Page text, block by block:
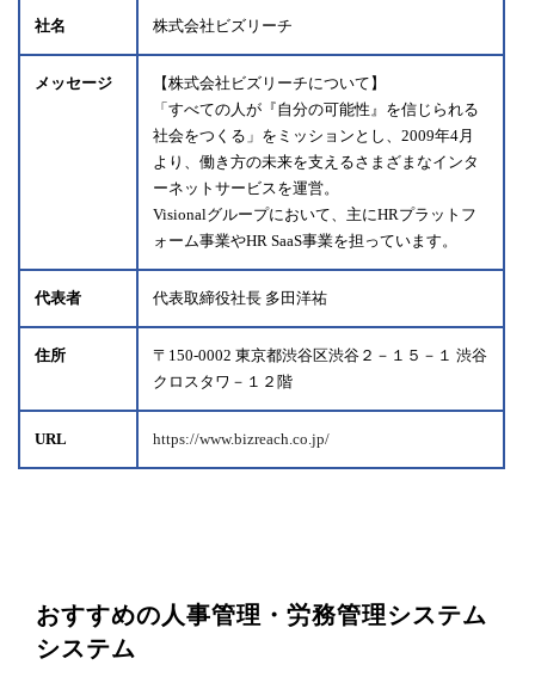
社名 株式会社ビズリーチ
メッセージ
【株式会社ビズリーチについて】
「すべての人が『自分の可能性』を信じられる
社会をつくる」をミッションとし、2009年4月
より、働き方の未来を支えるさまざまなインタ
ーネットサービスを運営。
Visionalグループにおいて、主にHRプラットフ
ォーム事業やHR SaaS事業を担っています。
代表者 代表取締役社長 多田洋祐
住所
〒150-0002 東京都渋谷区渋谷２－１５－１ 渋谷
クロスタワ－１２階
URL https://www.bizreach.co.jp/
おすすめの人事管理・労務管理システム
システム